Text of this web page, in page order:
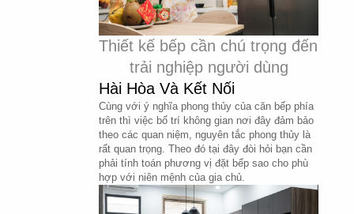
Thiết kế bếp cần chú trọng đến
trải nghiệp người dùng
Hài Hòa Và Kết Nối
Cùng với ý nghĩa phong thủy của căn bếp phía
trên thì việc bố trí không gian nơi đây đảm bảo
theo các quan niệm, nguyên tắc phong thủy là
rất quan trọng. Theo đó tại đây đòi hỏi bạn cần
phải tính toán phương vị đặt bếp sao cho phù
hợp với niên mệnh của gia chủ.